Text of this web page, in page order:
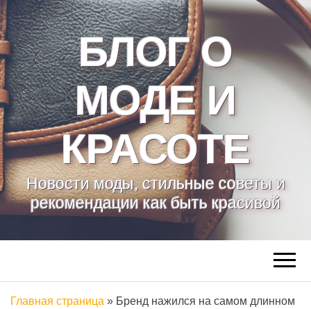
БЛОГ О
МОДЕ И
КРАСОТЕ
Новости моды, стильные советы и
рекомендации как быть красивой
Главная страница » Бренд нажился на самом длинном